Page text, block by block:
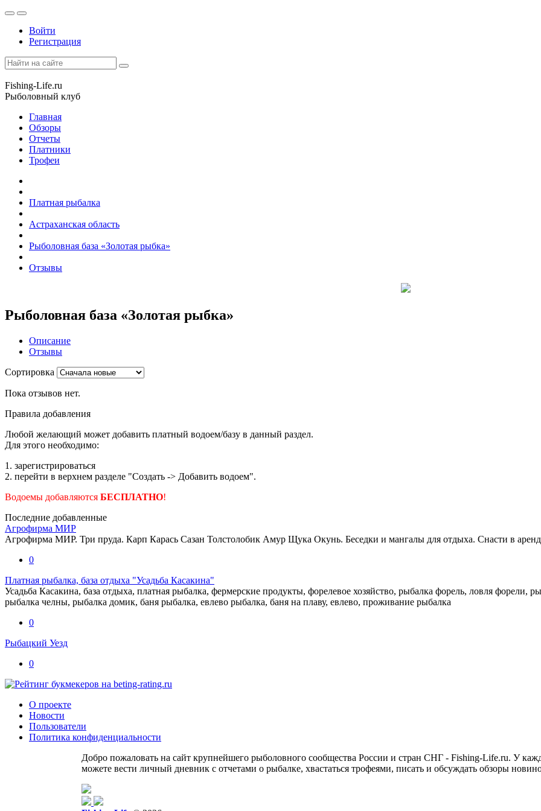
Войти
Регистрация
Fishing-Life.ru
Рыболовный клуб
Главная
Обзоры
Отчеты
Платники
Трофеи
Платная рыбалка
Астраханская область
Рыболовная база «Золотая рыбка»
Отзывы
Рыболовная база «Золотая рыбка»
Описание
Отзывы
Сортировка
Пока отзывов нет.
Правила добавления
Любой желающий может добавить платный водоем/базу в данный раздел.
Для этого необходимо:
1. зарегистрироваться
2. перейти в верхнем разделе "Создать -> Добавить водоем".
Водоемы добавляются БЕСПЛАТНО!
Последние добавленные
Агрофирма МИР
Агрофирма МИР. Три пруда. Карп Карась Сазан Толстолобик Амур Щука Окунь. Беседки и мангалы для отдыха. Снасти в
0
Платная рыбалка, база отдыха "Усадьба Касакина"
Усадьба Касакина, база отдыха, платная рыбалка, фермерские продукты, форелевое хозяйство, рыбалка форель, ловля форели,
рыбалка челны, рыбалка домик, баня рыбалка, евлево рыбалка, баня на плаву, евлево, проживание рыбалка
0
Рыбацкий Уезд
0
О проекте
Новости
Пользователи
Политика конфиденциальности
Добро пожаловать на сайт крупнейшего рыболовного сообщества России и стран СНГ - Fishing-Life.ru. У
можете вести личный дневник с отчетами о рыбалке, хвастаться трофеями, писать и обсуждать обзоры